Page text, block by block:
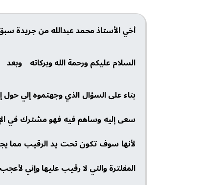
أخي الأستاذ محمد عبدالله من جريدة سبق
السلام عليكم ورحمة الله وبركاته وبعد
بناء على السؤال الذي وجهتموه إلي
سعى إليه وساهم فيه فهو مشترك في
لأنها سوف تكون تحت يد الرقيب مما
المفلترة والتي لا رقيب عليها وإني